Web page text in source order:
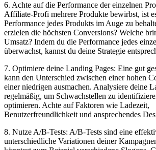
6. Achte auf ⁢die Performance der einzelnen
Affiliate-Profi mehrere Produkte bewirbst, ist
Performance ‍jedes ⁤Produkts im Auge zu
erzielen ⁢die höchsten Conversions? ⁢Welche
Umsatz? Indem du die⁢ Performance jedes‌
überwachst, kannst du deine Strategie
7. Optimiere deine Landing Pages: Eine gut
kann⁣ den⁢ Unterschied ‌zwischen‍ einer hohen
einer niedrigen ausmachen. Analysiere ⁤deine
⁢regelmäßig, um Schwachstellen zu
optimieren. Achte auf‌ Faktoren wie Ladezeit,
Benutzerfreundlichkeit und ansprechendes
8. Nutze A/B-Tests: A/B-Tests sind eine
unterschiedliche Variationen deiner